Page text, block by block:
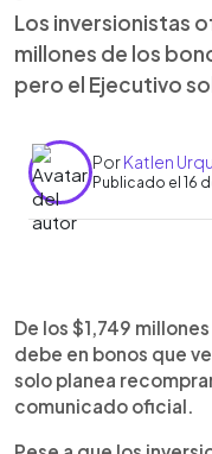
Los inversionistas
millones de los
pero el Ejecutivo
PorKatlen
Publicado el 16
► Escuchar
De los $1,749
debe en bonos que
solo planea
comunicado oficial.